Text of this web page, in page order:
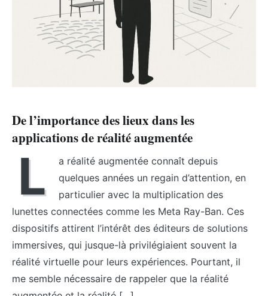
De l’importance des lieux dans les
applications de réalité augmentée
L
a réalité augmentée connaît depuis
quelques années un regain d’attention, en
particulier avec la multiplication des
lunettes connectées comme les Meta Ray-Ban. Ces
dispositifs attirent l’intérêt des éditeurs de solutions
immersives, qui jusque-là privilégiaient souvent la
réalité virtuelle pour leurs expériences. Pourtant, il
me semble nécessaire de rappeler que la réalité